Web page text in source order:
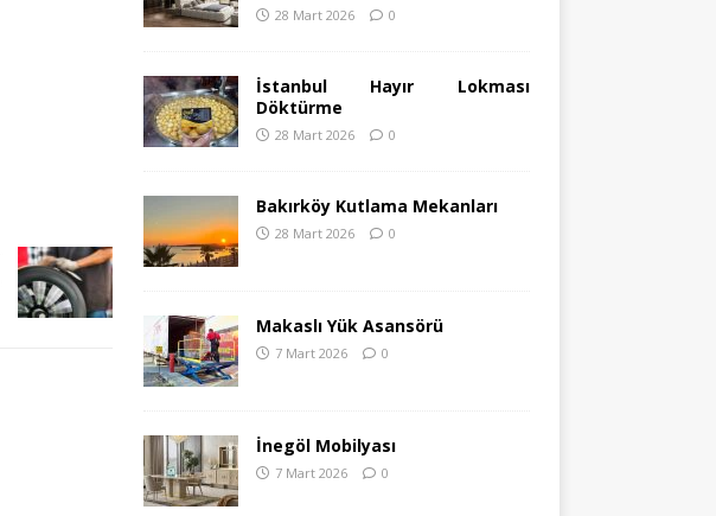
28 Mart 2026 0
İstanbul Hayır Lokması
Döktürme
28 Mart 2026 0
Bakırköy Kutlama Mekanları
28 Mart 2026 0
Makaslı Yük Asansörü
7 Mart 2026 0
İnegöl Mobilyası
7 Mart 2026 0